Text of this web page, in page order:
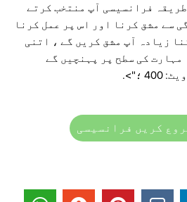
فرانسیسی آپ منتخب کرتے
سے مشق کرنا اور اس پر عمل کرنا
زیادہ آپ مشق کریں گے ، اتنی
مہارت کی سطح پر پہنچیں گے
؛">.
کریں فرانسیسی